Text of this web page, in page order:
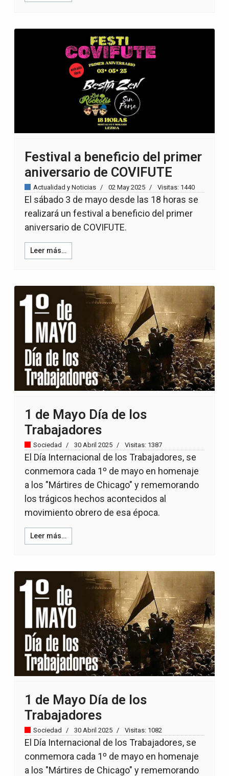
Festival a beneficio del primer
aniversario de COVIFUTE
Actualidad y Noticias 02 May 2025 Visitas: 1440
El sábado 3 de mayo desde las 18 horas se
realizará un festival a beneficio del primer
aniversario de COVIFUTE.
Leer más…
1 de Mayo Día de los
Trabajadores
Sociedad 30 Abril 2025 Visitas: 1387
El Día Internacional de los Trabajadores, se
conmemora cada 1º de mayo en homenaje
a los "Mártires de Chicago" y rememorando
los trágicos hechos acontecidos al
movimiento obrero de esa época.
Leer más…
1 de Mayo Día de los
Trabajadores
Sociedad 30 Abril 2025 Visitas: 1082
El Día Internacional de los Trabajadores, se
conmemora cada 1º de mayo en homenaje
a los "Mártires de Chicago" y rememorando